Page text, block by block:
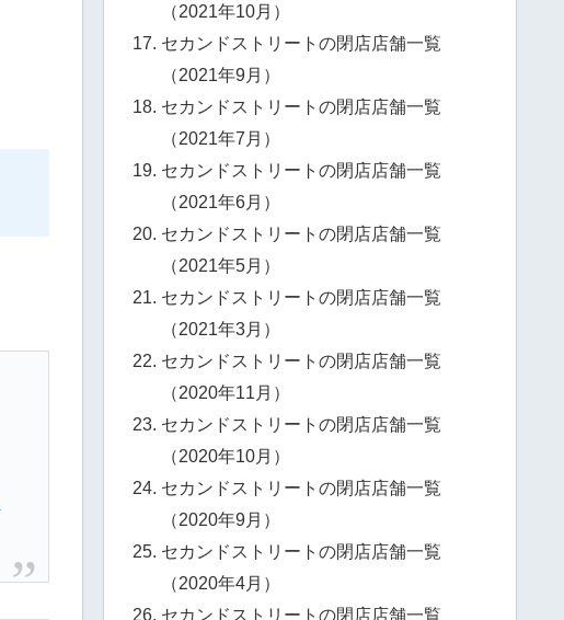
（2021年10月）
セカンドストリートの閉店店舗一覧
（2021年9月）
セカンドストリートの閉店店舗一覧
（2021年7月）
セカンドストリートの閉店店舗一覧
（2021年6月）
セカンドストリートの閉店店舗一覧
（2021年5月）
セカンドストリートの閉店店舗一覧
（2021年3月）
セカンドストリートの閉店店舗一覧
（2020年11月）
セカンドストリートの閉店店舗一覧
（2020年10月）
セカンドストリートの閉店店舗一覧
（2020年9月）
セカンドストリートの閉店店舗一覧
（2020年4月）
セカンドストリートの閉店店舗一覧